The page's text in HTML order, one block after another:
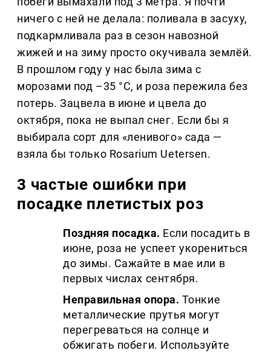
ничего с ней не делала: поливала в засуху,
подкармливала раз в сезон навозной
жижей и на зиму просто окучивала землёй.
В прошлом году у нас была зима с
морозами под –35 °C, и роза пережила без
потерь. Зацвела в июне и цвела до
октября, пока не выпал снег. Если бы я
выбирала сорт для «ленивого» сада —
взяла бы только Rosarium Uetersen.
3 частые ошибки при
посадке плетистых роз
Поздняя посадка. Если посадить в
июне, роза не успеет укорениться
до зимы. Сажайте в мае или в
первых числах сентября.
Неправильная опора. Тонкие
металлические прутья могут
перегреваться на солнце и
обжигать побеги. Используйте